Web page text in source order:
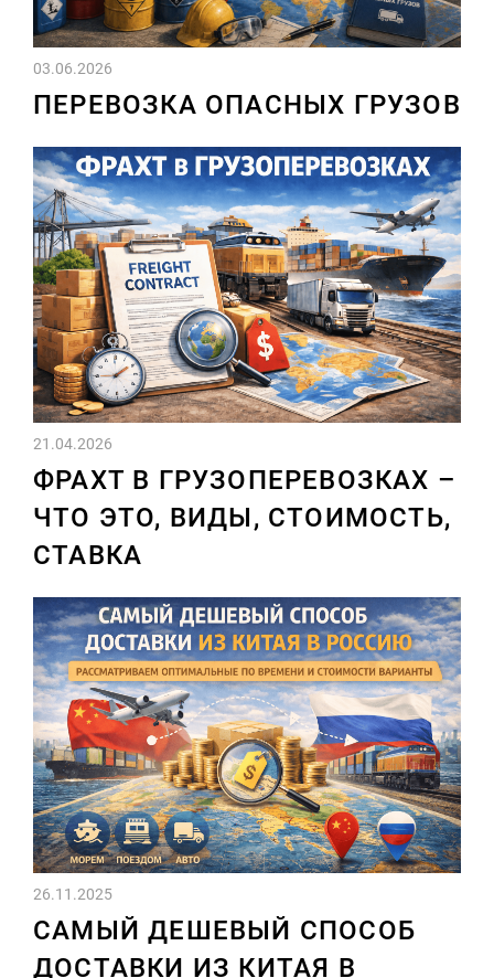
03.06.2026
ПЕРЕВОЗКА ОПАСНЫХ ГРУЗОВ
21.04.2026
ФРАХТ В ГРУЗОПЕРЕВОЗКАХ –
ЧТО ЭТО, ВИДЫ, СТОИМОСТЬ,
СТАВКА
26.11.2025
САМЫЙ ДЕШЕВЫЙ СПОСОБ
ДОСТАВКИ ИЗ КИТАЯ В